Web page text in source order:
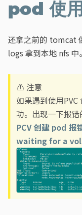
pod 使
还拿之前的 tomcat
logs 拿到本地 nfs 中。
⚠️ 注意
如果遇到使用
功。出现一下报
PCV 创建 pod
waiting for a